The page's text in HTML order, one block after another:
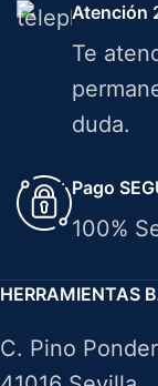
Atención
Te
duda.
Pago
100%
HERRAMIENTAS
C. Pino